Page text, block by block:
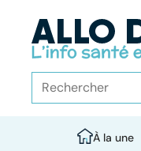
À la une